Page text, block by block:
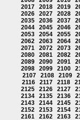
2017
2018 2019
2026
2027 2028
2035
2036 2037
2044
2045 2046
2053
2054 2055
2062
2063 2064
2071
2072 2073
2080
2081 2082
2089
2090 2091
2098
2099 2100
2107
2108 2109
2116
2117 2118
2125
2126 2127
2134
2135 2136
2143
2144 2145
2152
2153 2154
2161
2162 2163